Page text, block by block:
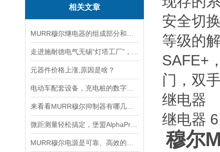
相关文章
元器件价格上涨,原因是啥？
安全切
等级的
SAFE+
门，双
继电器
继电器
穆尔